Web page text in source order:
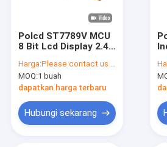
Polcd ST7789V MCU
8 Bit Lcd Display 2.4
Untuk Komersial
Harga:Please contact us for latest price
MOQ:1 buah
dapatkan harga terbaru
Hubungi sekarang